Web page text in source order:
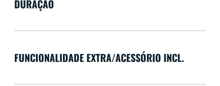
DURAÇÃO
FUNCIONALIDADE EXTRA/ACESSÓRIO INCL.